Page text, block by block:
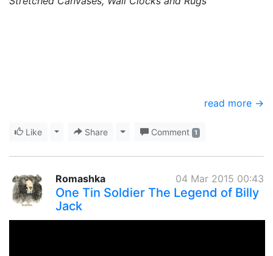
read more →
Like Toggle Dropdown
Share Toggle Dropdown
Comment 1
04 Mar 2015 00:43
Romashka
One Tin Soldier The Legend of Billy
Jack